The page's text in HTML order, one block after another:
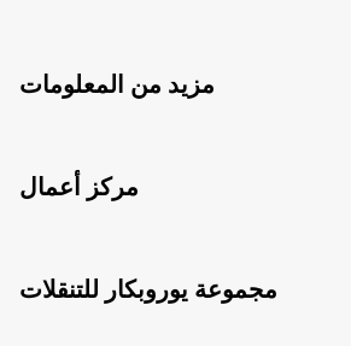
مزيد من المعلومات
مركز أعمال
مجموعة يوروبكار للتنقلات